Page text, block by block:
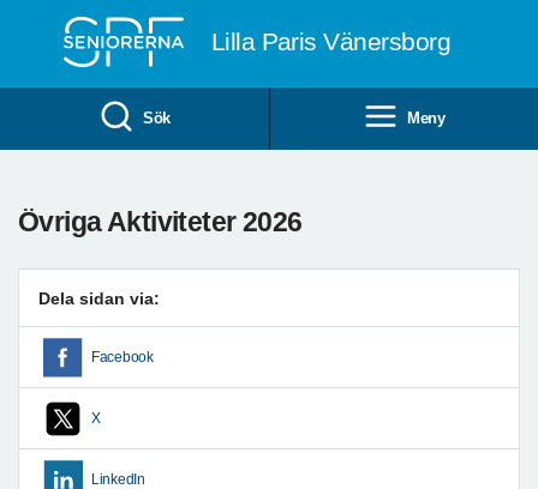
Lilla Paris Vänersborg
Sök Meny
Övriga Aktiviteter 2026
Dela sidan via:
Facebook
X
LinkedIn